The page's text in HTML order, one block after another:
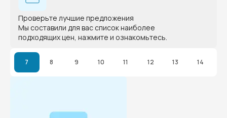
Проверьте лучшие предложения
Мы составили для вас список наиболее
подходящих цен, нажмите и ознакомьтесь.
7 8 9 10 11 12 13 14